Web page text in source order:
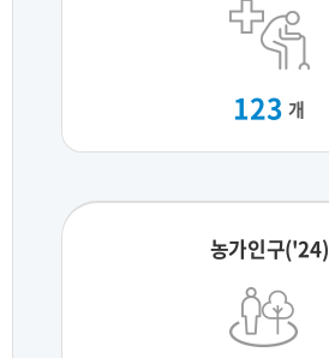
123 개
농가인구('24)